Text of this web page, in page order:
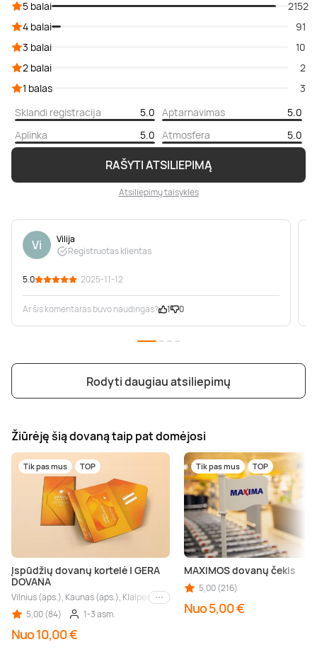
RAŠYTI ATSILIEPIMĄ
Atsiliepimų taisyklės
5 balai
2152
4 balai
91
3 balai
10
2 balai
2
1 balas
3
Sklandi registracija
5.0 Aptarnavimas
5.0
Aplinka
5.0 Atmosfera 5.0
Vi
Vilija
Registruotas klientas
5.0 · 2025-11-12
Ar šis komentaras buvo naudingas? 1 0
Rodyti daugiau atsiliepimų
Žiūrėję šią dovaną taip pat domėjosi
Tik pas mus TOP
Įspūdžių dovanų kortelė | GERA
DOVANA
Vilnius (aps.), Kaunas (aps.), Klaipėda (aps.), Palanga (aps.), Nida (aps.),
Kiti miestai
5,00 (84)
1-3 asm.
Nuo 10,00 €
Tik pas mus TOP
MAXIMOS dovanų čekis
5,00 (216)
Nuo 5,00 €